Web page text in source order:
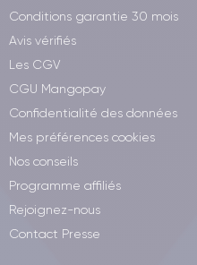
Conditions garantie 30 mois
Avis vérifiés
Les CGV
CGU Mangopay
Confidentialité des données
Mes préférences cookies
Nos conseils
Programme affiliés
Rejoignez-nous
Contact Presse